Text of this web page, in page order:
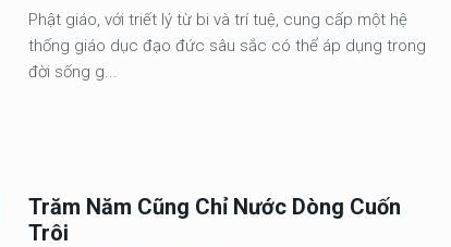
Phật giáo, với triết lý từ bi và trí tuệ, cung cấp một hệ
thống giáo dục đạo đức sâu sắc có thể áp dụng trong
đời sống g...
Trăm Năm Cũng Chỉ Nước Dòng Cuốn
Trôi